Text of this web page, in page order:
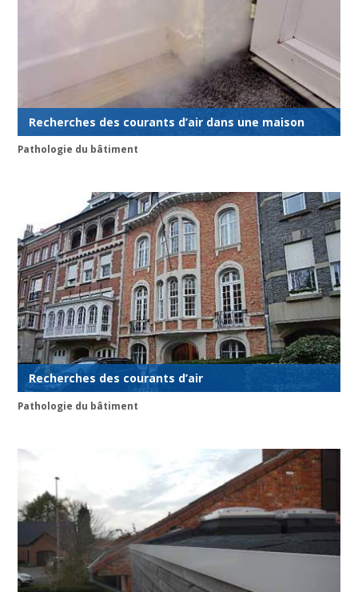
Recherches des courants d’air dans une maison
Pathologie du bâtiment
Recherches des courants d’air
Pathologie du bâtiment